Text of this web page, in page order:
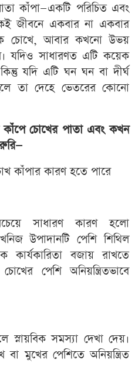
কাঁপা—একটি পরিচিত এবং
জীবনে একবার না একবার
চোখে, আবার কখনো উভয়
যদিও সাধারণত এটি কয়েক
যদি এটি ঘন ঘন বা দীর্ঘ
তা দেহে ভেতরের কোনো
চোখের পাতা এবং কখন
কাঁপার কারণ হতে পারে
সাধারণ কারণ হলো
উপাদানটি পেশি শিথিল
কার্যকারিতা বজায় রাখতে
পেশি অনিয়ন্ত্রিতভাবে
স্নায়বিক সমস্যা দেখা দেয়।
মুখের পেশিতে অনিয়ন্ত্রিত